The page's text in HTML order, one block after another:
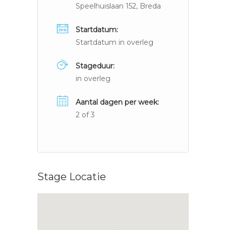
Speelhuislaan 152, Breda
Startdatum:
Startdatum in overleg
Stageduur:
in overleg
Aantal dagen per week:
2 of 3
Stage Locatie